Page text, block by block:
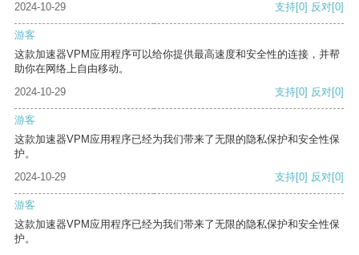
2024-10-29
支持[0] 反对[0]
游客
这款加速器VPM应用程序可以给你提供最高速度和安全性的连接，并帮
助你在网络上自由移动。
2024-10-29
支持[0] 反对[0]
游客
这款加速器VPM应用程序已经为我们带来了无限的隐私保护和安全性保
护。
2024-10-29
支持[0] 反对[0]
游客
这款加速器VPM应用程序已经为我们带来了无限的隐私保护和安全性保
护。